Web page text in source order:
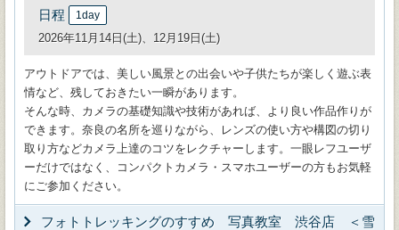
日程 1day
2026年11月14日(土)、12月19日(土)
アウトドアでは、美しい風景との出会いや子供たちが楽しく遊ぶ表
情など、残しておきたい一瞬があります。
そんな時、カメラの基礎知識や技術があれば、より良い作品作りが
できます。奈良の名所を巡りながら、レンズの使い方や構図の切り
取り方などカメラ上達のコツをレクチャーします。一眼レフユーザ
ーだけではなく、コンパクトカメラ・スマホユーザーの方もお気軽
にご参加ください。
フォトトレッキングのすすめ 写真教室 渋谷店 ＜雪